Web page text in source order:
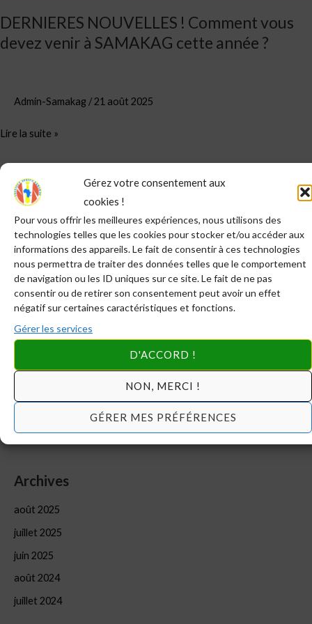
Gérez votre consentement aux
cookies !
Pour vous offrir les meilleures expériences, nous utilisons des
technologies telles que les cookies pour stocker et/ou accéder aux
informations des appareils. Le fait de consentir à ces technologies
nous permettra de traiter des données telles que le comportement
de navigation ou les ID uniques sur ce site. Le fait de ne pas
consentir ou de retirer son consentement peut avoir un effet
négatif sur certaines caractéristiques et fonctions.
Gérer les services
D'ACCORD !
NON, MERCI !
GÉRER MES PRÉFÉRENCES
Rechercher
RECHERCHER
Articles récents
DERNIERES NOUVELLES ! Comment vous devez venir à
DERNIERE MINUTE: Ouverture des inscriptions à la
Préformation: Gestion financière (#1)
DIRECTIVES DE DERNIERE MINUTE
Archives
août 2025
juillet 2025
juin 2025
août 2024
juillet 2024
DERNIERES NOUVELLES ! Comment vous
devez venir à SAMAKAG cette année ?
Admin-Samakag /21 août 2025
SAMAKAG
cette
Lire la suite »